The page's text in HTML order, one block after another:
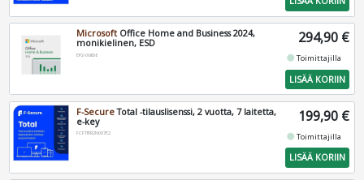
Microsoft Office Home and Business 2024,
monikielinen, ESD
EP2-06606
294,90 €
fiber_manual_recordToimittajilla
LISÄÄ KORIIN
F-SecureTotal -tilauslisenssi, 2 vuotta, 7 laitetta,
e-key
FCFTBR2N007E2
199,90 €
fiber_manual_recordToimittajilla
LISÄÄ KORIIN